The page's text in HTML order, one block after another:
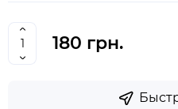
180 грн.